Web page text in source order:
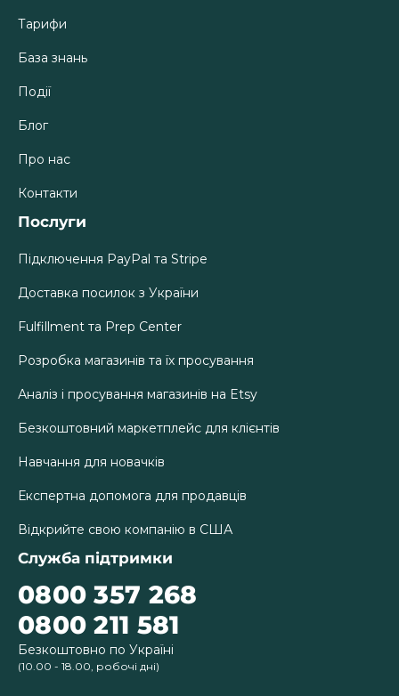
Тарифи
База знань
Події
Блог
Про нас
Контакти
Послуги
Підключення PayPal та Stripe
Доставка посилок з України
Fulfillment та Prep Center
Розробка магазинів та їх просування
Аналіз і просування магазинів на Etsy
Безкоштовний маркетплейс для клієнтів
Навчання для новачків
Експертна допомога для продавців
Відкрийте свою компанію в США
Служба підтримки
0800 357 268
0800 211 581
Безкоштовно по Україні
(10.00 - 18.00, робочі дні)